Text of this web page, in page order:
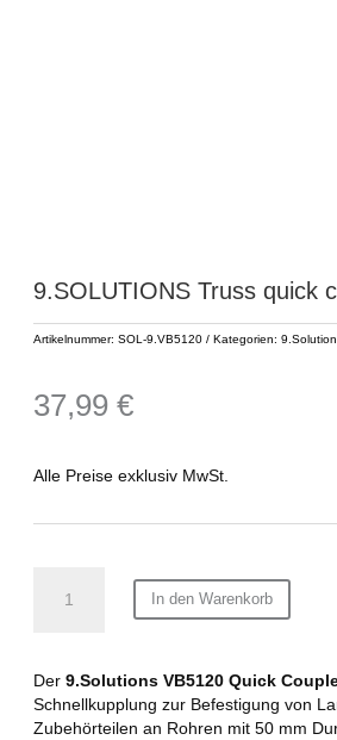
9.SOLUTIONS Truss quick
Artikelnummer:SOL-9.VB5120 Kategorien:
37,99€
Alle Preise exklusiv MwSt.
9.SOLUTIONS
Truss
Menge
In den Warenkorb
Der9.Solutions VB5120 Quick
Schnellkupplung zur Befestigung von
Zubehörteilen an Rohren mit 50 mm